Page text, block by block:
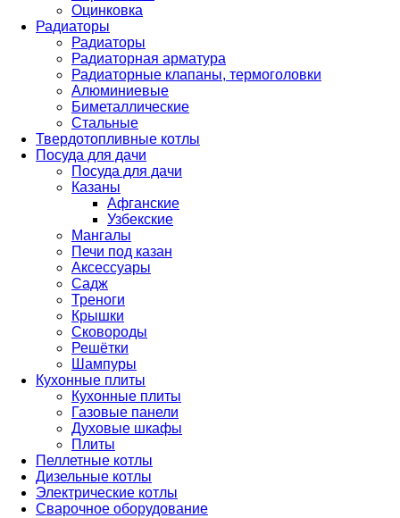
Оцинковка
Радиаторы
Радиаторы
Радиаторная арматура
Радиаторные клапаны, термоголовки
Алюминиевые
Биметаллические
Стальные
Твердотопливные котлы
Посуда для дачи
Посуда для дачи
Казаны
Афганские
Узбекские
Мангалы
Печи под казан
Аксессуары
Садж
Треноги
Крышки
Сковороды
Решётки
Шампуры
Кухонные плиты
Кухонные плиты
Газовые панели
Духовые шкафы
Плиты
Пеллетные котлы
Дизельные котлы
Электрические котлы
Сварочное оборудование